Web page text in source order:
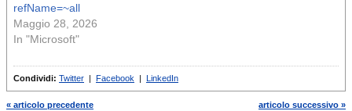
refName=~all
Maggio 28, 2026
In "Microsoft"
Condividi: Twitter Facebook LinkedIn
« articolo precedente articolo successivo »